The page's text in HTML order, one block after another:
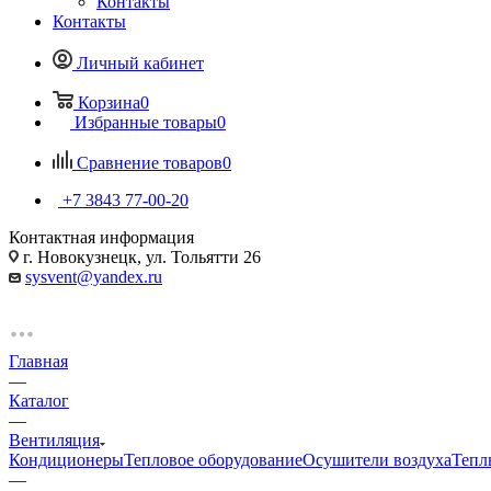
Контакты
Личный кабинет
Корзина0
Избранные товары0
Сравнение товаров0
+7 3843 77-00-20
Контактная информация
г. Новокузнецк, ул. Тольятти 26
sysvent@yandex.ru
Главная
—
Каталог
—
Вентиляция
КондиционерыТепловое оборудованиеОсушители воздуха
—